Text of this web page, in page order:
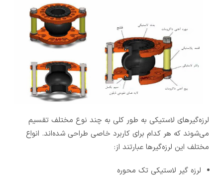
لرزه‌گیرهای لاستیکی به طور کلی به چند نوع مختلف تقسیم
می‌شوند که هر کدام برای کاربرد خاصی طراحی شده‌اند. انواع
مختلف این لرزه‌گیرها عبارتند از:
لرزه گیر لاستیکی تک محوره